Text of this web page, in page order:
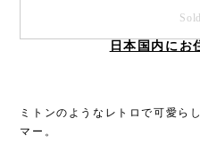
日本国内にお
ミトンのようなレトロで可愛ら
マー。